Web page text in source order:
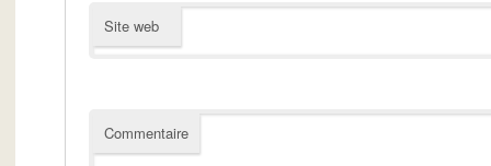
Site web
Commentaire